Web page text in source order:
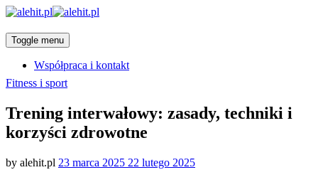
Toggle menu
Współpraca i kontakt
Categories
Fitness i sport
Trening interwałowy: zasady, techniki i
korzyści zdrowotne
by alehit.pl Posted
23 marca 2025 22 lutego 2025